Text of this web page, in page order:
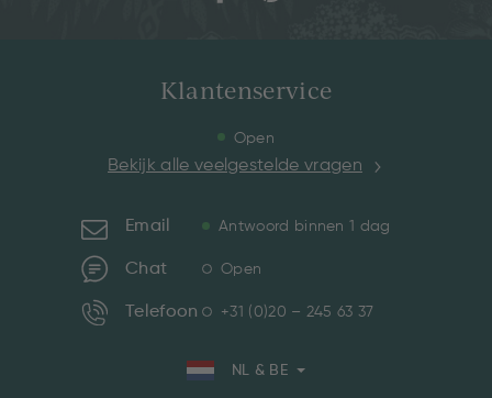
Klantenservice
Open
Bekijk alle veelgestelde vragen
Email Antwoord binnen 1 dag
Chat Open
Telefoon +31 (0)20 – 245 63 37
NL & BE